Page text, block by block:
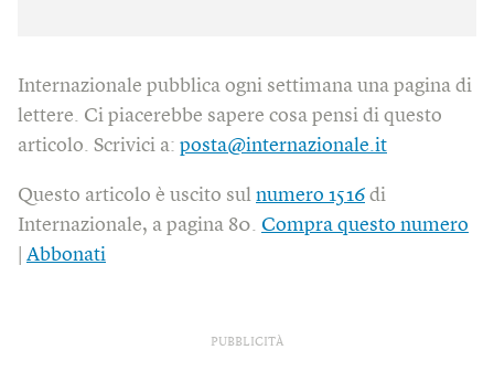
Internazionale pubblica ogni settimana una pagina di
lettere. Ci piacerebbe sapere cosa pensi di questo
articolo. Scrivici a: posta@internazionale.it
Questo articolo è uscito sul numero 1516 di
Internazionale, a pagina 80. Compra questo numero
Abbonati
PUBBLICITÀ